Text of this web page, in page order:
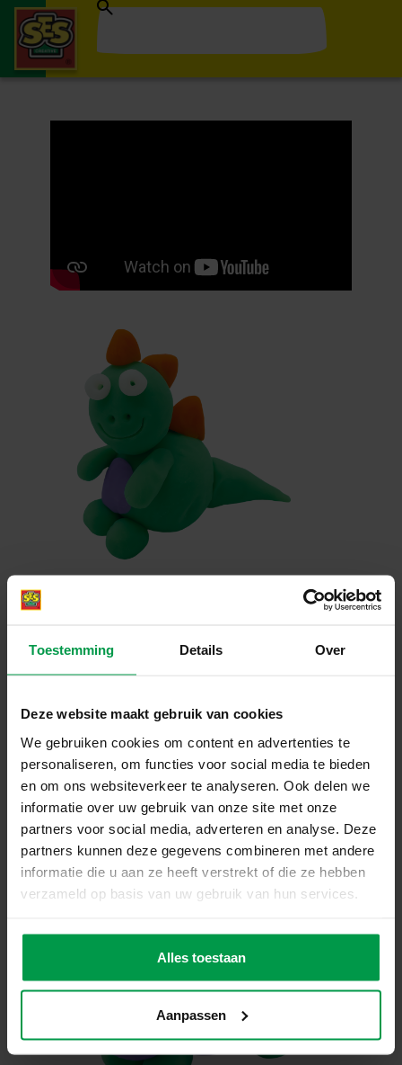
Toestemming Details Over
Deze website maakt gebruik van cookies
We gebruiken cookies om content en advertenties te
personaliseren, om functies voor social media te bieden
en om ons websiteverkeer te analyseren. Ook delen we
informatie over uw gebruik van onze site met onze
partners voor social media, adverteren en analyse. Deze
partners kunnen deze gegevens combineren met andere
informatie die u aan ze heeft verstrekt of die ze hebben
verzameld op basis van uw gebruik van hun services.
Alles toestaan
Aanpassen